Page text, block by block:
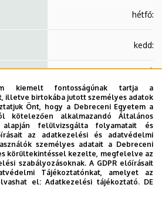
hétfő:
kedd:
szerda:
szerda:
kiemelt fontosságúnak tartja a
illetve birtokába jutott személyes adatok
Önt, hogy a Debreceni Egyetem a
kötelezően alkalmazandó Általános
alapján felülvizsgálta folyamatait és
az adatkezelési és adatvédelmi
személyes adatait a Debreceni
körültekintéssel kezelte, megfelelve az
szabályozásoknak. A GDPR előírásait
Tájékoztatónkat, amelyet az
el:Adatkezelési tájékoztató. DE